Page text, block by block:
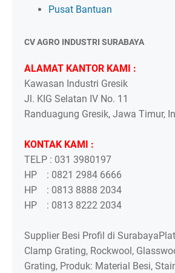
Pusat Bantuan
CV AGRO INDUSTRI SURABAYA
ALAMAT KANTOR KAMI :
Kawasan Industri Gresik
Jl. KIG Selatan IV No. 11
Randuagung Gresik, Jawa Timur,
KONTAK KAMI :
TELP : 031 3980197
HP : 0821 2984 6666
HP : 0813 8888 2034
HP : 0813 8222 2034
Supplier Besi Profil di
Clamp Grating, Rockwool,
Grating, Produk: Material Besi,